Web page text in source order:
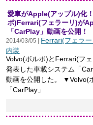
愛車がApple(アップル)化
ボ)Ferrari(フェラーリ)が
「CarPlay」動画を公開！
2014/03/05 | Ferrari(フェラー
内装
Volvo(ボルボ)とFerrari(フ
発表した車載システム「
動画を公開した。 ▼Volvo(
「CarPlay」